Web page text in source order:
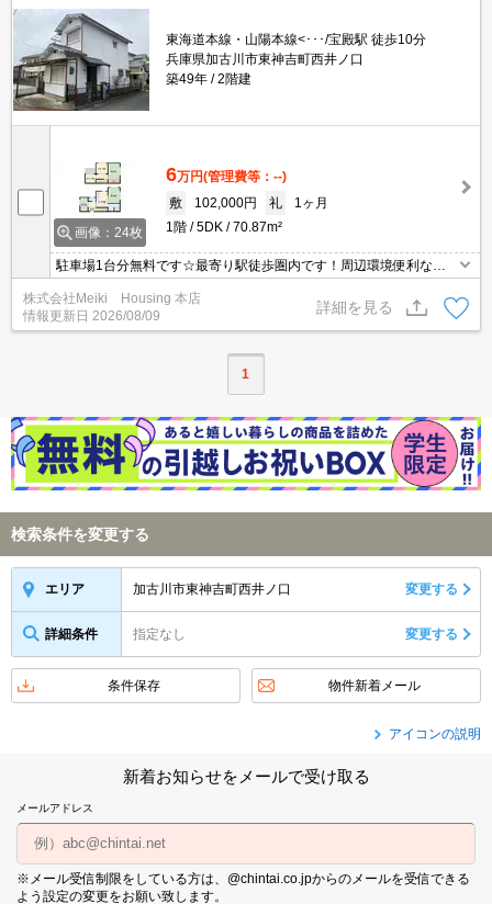
東海道本線・山陽本線<･･･/宝殿駅 徒歩10分
兵庫県加古川市東神吉町西井ノ口
築49年
2階建
画像：24枚
6万円(管理費等：--)
敷
102,000円 礼
1ヶ月
1階
5DK 70.87m²
駐車場1台分無料です☆最寄り駅徒歩圏内です！周辺環境便利な立
地☆
株式会社Meiki Housing 本店
情報更新日 2026/08/09
詳細を見る
1
検索条件を変更する
エリア 加古川市東神吉町西井ノ口 変更する
詳細条件 指定なし 変更する
条件保存 物件新着メール
アイコンの説明
新着お知らせをメールで受け取る
メールアドレス
※メール受信制限をしている方は、@chintai.co.jpからのメールを受信できる
よう設定の変更をお願い致します。